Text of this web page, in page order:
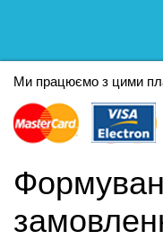
Ми працюємо з цими